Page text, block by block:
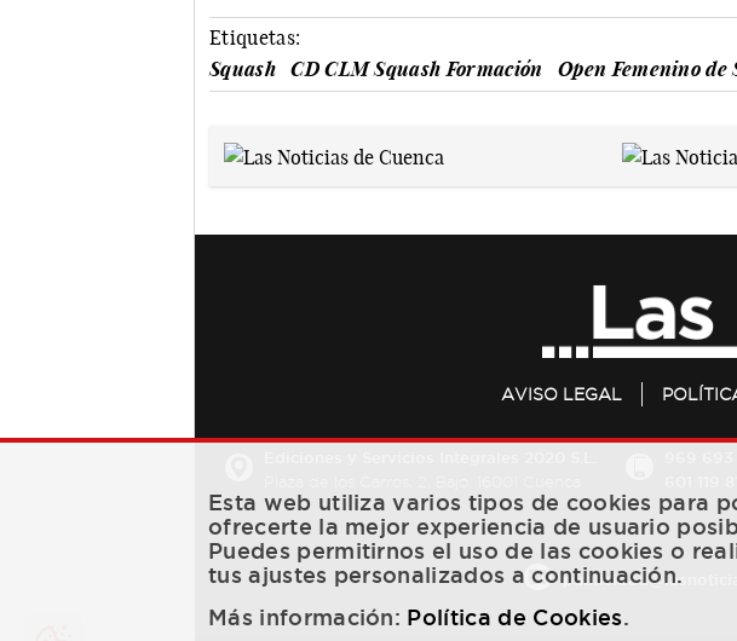
Etiquetas:
Squash
CD CLM Squash Formación Open Femenino de
AVISO LEGAL
Esta web utiliza varios tipos de cookies para
ofrecerte la mejor experiencia de usuario
Puedes permitirnos el uso de las cookies o
tus ajustes personalizados a continuación.
Más información: Política de Cookies.